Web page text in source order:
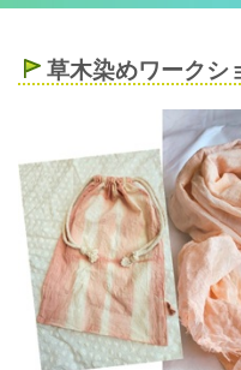
草木染めワーク